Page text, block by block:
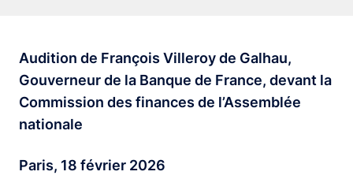
Audition de François Villeroy de Galhau,
Gouverneur de la Banque de France, devant la
Commission des finances de l’Assemblée
nationale
Paris, 18 février 2026